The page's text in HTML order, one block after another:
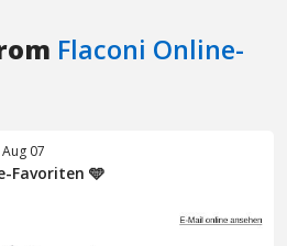
Flaconi Online-
Aug 07
Favoriten 🩵